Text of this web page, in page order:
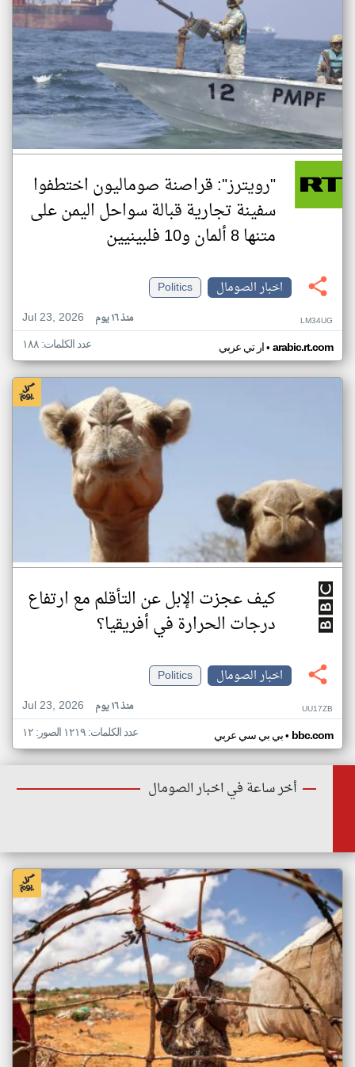
"رويترز": قراصنة صوماليون اختطفوا
سفينة تجارية قبالة سواحل اليمن على
متنها 8 ألمان و10 فلبينيين
اخبار الصومال
Politics
Jul 23, 2026
منذ ١٦ يوم LM34UG
ار تي عربي• arabic.rt.com عدد الكلمات: ١٨٨
كيف عجزت الإبل عن التأقلم مع ارتفاع
درجات الحرارة في أفريقيا؟
اخبار الصومال
Politics
Jul 23, 2026
منذ ١٦ يوم UU17ZB
بي بي سي عربي• bbc.com عدد الكلمات: ١٢١٩ الصور: ١٢
أخر ساعة في اخبار الصومال